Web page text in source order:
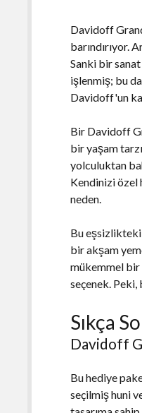
Davidoff
barındırıyor.
Sanki bir
işlenmiş; bu
Davidoff'un
Bir Davidoff
bir yaşam
yolculuktan
Kendinizi özel
neden.
Bu eşsizlikteki
bir akşam
mükemmel bir
seçenek. Peki,
Sıkça
Davidoff
Bu hediye
seçilmiş huni